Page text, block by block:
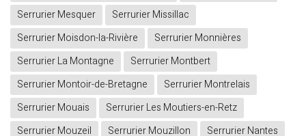
Serrurier Mesquer
Serrurier Missillac
Serrurier Moisdon-la-Rivière
Serrurier Monnières
Serrurier La Montagne
Serrurier Montbert
Serrurier Montoir-de-Bretagne
Serrurier Montrelais
Serrurier Mouais
Serrurier Les Moutiers-en-Retz
Serrurier Mouzeil
Serrurier Mouzillon
Serrurier Nantes